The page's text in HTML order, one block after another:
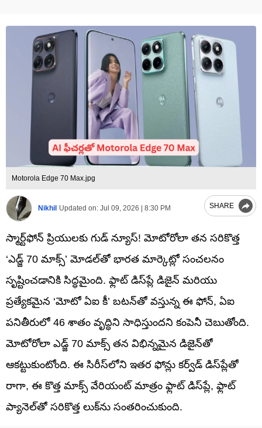
Motorola Edge 70 Max.jpg
Nikhil Updated on: Jul 09, 2026 | 8:30 PM SHARE
స్మార్ట్‌ఫోన్ ప్రియులకు గుడ్ న్యూస్! మోటోరోలా తన సరికొత్త
‘ఎడ్జ్ 70 మాక్స్’ మోడల్‌తో భారత మార్కెట్లో సంచలనం
సృష్టించడానికి సిద్ధమైంది. ఫ్లాట్ డిస్‌ప్లే డిజైన్ మరియు
ప్రత్యేకమైన ‘మోటో ఏఐ కీ’ బటన్‌తో వస్తున్న ఈ ఫోన్, ఏఐ
పనితీరులో 46 శాతం వృద్ధిని సాధిస్తుందని కంపెనీ చెబుతోంది.
మోటోరోలా ఎడ్జ్ 70 మాక్స్ తన విభిన్నమైన డిజైన్‌తో
ఆకట్టుకుంటోంది. ఈ సిరీస్‌లోని ఇతర ఫోన్లు కర్వ్‌డ్ డిస్‌ప్లేతో
రాగా, ఈ కొత్త మాక్స్ వేరియంట్ మాత్రం ఫ్లాట్ డిస్‌ప్లే, ఫ్లాట్
ప్యానెల్‌తో సరికొత్త లుక్‌ను సంతరించుకుంది.